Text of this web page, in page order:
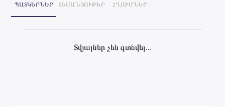
ՊԱՏԿԵՐՆԵՐ ՏԵՍԱՆՅՈՒԹԵՐ ՀՂՈՒՄՆԵՐ
Տվյալներ չեն գտնվել...